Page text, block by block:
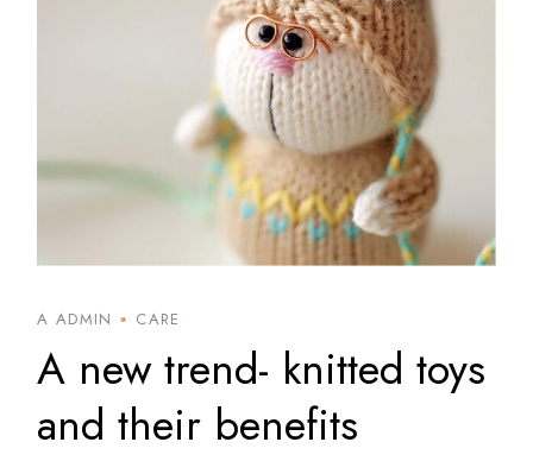
A ADMIN CARE
A new trend- knitted toys
and their benefits